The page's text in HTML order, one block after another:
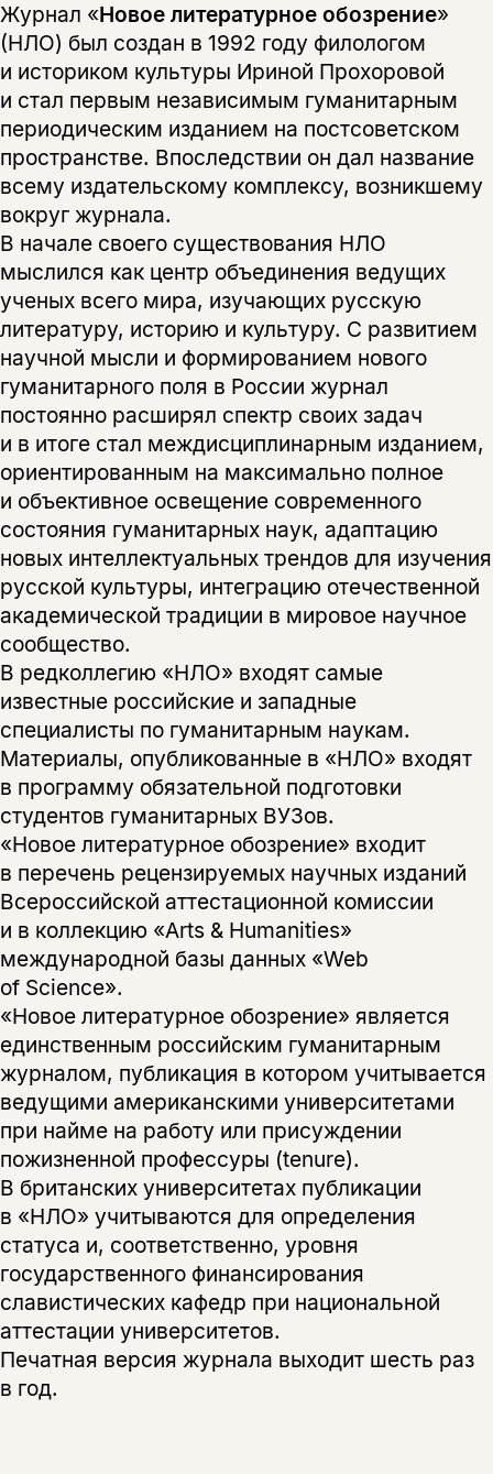
Журнал «Новое литературное обозрение»
(НЛО) был создан в 1992 году филологом
и историком культуры Ириной Прохоровой
и стал первым независимым гуманитарным
периодическим изданием на постсоветском
пространстве. Впоследствии он дал название
всему издательскому комплексу, возникшему
вокруг журнала.
В начале своего существования НЛО
мыслился как центр объединения ведущих
ученых всего мира, изучающих русскую
литературу, историю и культуру. С развитием
научной мысли и формированием нового
гуманитарного поля в России журнал
постоянно расширял спектр своих задач
и в итоге стал междисциплинарным изданием,
ориентированным на максимально полное
и объективное освещение современного
состояния гуманитарных наук, адаптацию
новых интеллектуальных трендов для изучения
русской культуры, интеграцию отечественной
академической традиции в мировое научное
сообщество.
В редколлегию «НЛО» входят самые
известные российские и западные
специалисты по гуманитарным наукам.
Материалы, опубликованные в «НЛО» входят
в программу обязательной подготовки
студентов гуманитарных ВУЗов.
«Новое литературное обозрение» входит
в перечень рецензируемых научных изданий
Всероссийской аттестационной комиссии
и в коллекцию «Arts & Humanities»
международной базы данных «Web
of Science».
«Новое литературное обозрение» является
единственным российским гуманитарным
журналом, публикация в котором учитывается
ведущими американскими университетами
при найме на работу или присуждении
пожизненной профессуры (tenure).
В британских университетах публикации
в «НЛО» учитываются для определения
статуса и, соответственно, уровня
государственного финансирования
славистических кафедр при национальной
аттестации университетов.
Печатная версия журнала выходит шесть раз
в год.